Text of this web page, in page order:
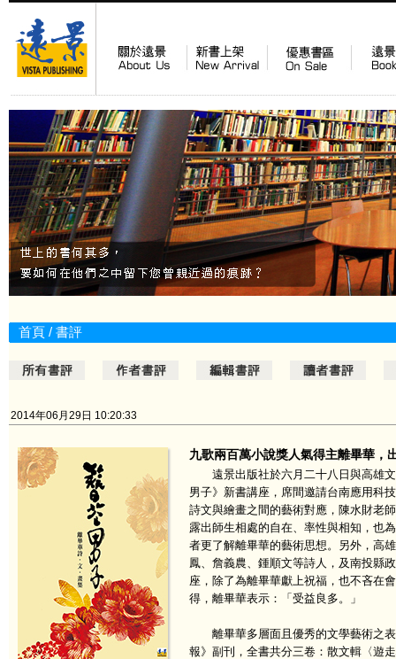
首頁 / 書評
2014年06月29日 10:20:33
九歌兩百萬小說獎人氣得主離畢華，
遠景出版社於六月二十八日與高雄文
男子》新書講座，席間邀請台南應用科
詩文與繪畫之間的藝術對應，陳水財老
露出師生相處的自在、率性與相知，也
者更了解離畢華的藝術思想。另外，高
鳳、詹義農、鍾順文等詩人，及南投縣
座，除了為離畢華獻上祝福，也不吝在
得，離畢華表示：「受益良多。」
離畢華多層面且優秀的文學藝術之表
報》副刊，全書共分三卷：散文輯〈遊